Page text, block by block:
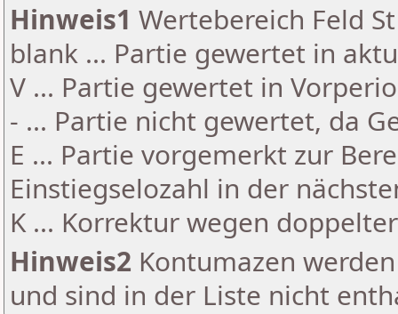
Hinweis1 Wertebereich Feld
blank ... Partie gewertet in
V ... Partie gewertet in
- ... Partie nicht gewertet, da
E ... Partie vorgemerkt zur
Einstiegselozahl in der
K ... Korrektur wegen
Hinweis2 Kontumazen
und sind in der Liste nicht